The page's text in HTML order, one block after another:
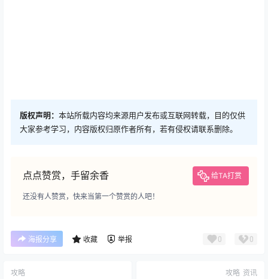
版权声明： 本站所载内容均来源用户发布或互联网转载，目的仅供
大家参考学习，内容版权归原作者所有，若有侵权请联系删除。
点点赞赏，手留余香 给TA打赏
还没有人赞赏，快来当第一个赞赏的人吧！
海报分享 收藏 举报 0 0
攻略 攻略 资讯